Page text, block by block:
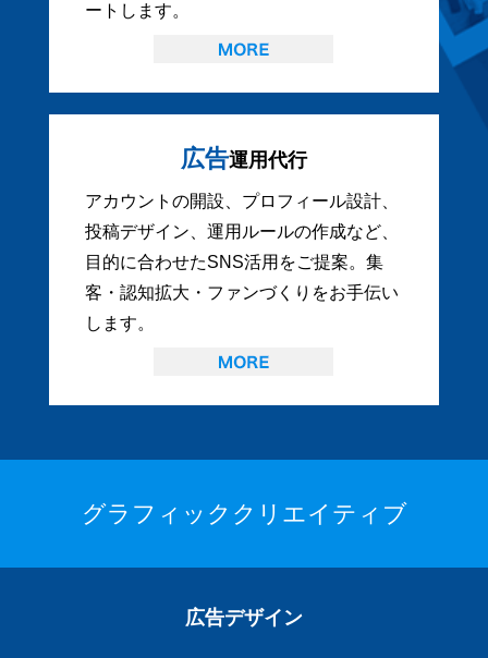
ートします。
広告運用代行
アカウントの開設、プロフィール設計、
投稿デザイン、運用ルールの作成など、
目的に合わせたSNS活用をご提案。集
客・認知拡大・ファンづくりをお手伝い
します。
グラフィッククリエイティブ
広告デザイン